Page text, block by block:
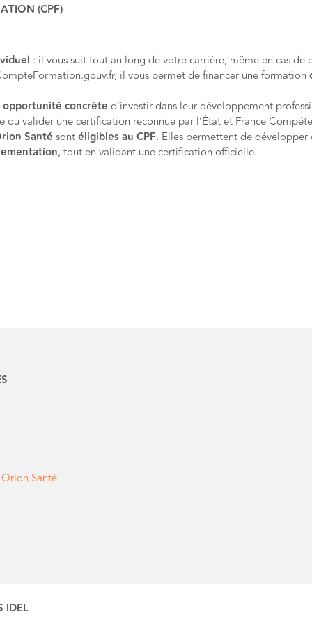
(CPF)
: il vous suit tout au long de votre carrière, même en cas de
il vous permet de financer une formation
opportunité concrète d’investir dans leur développement
ou valider une certification reconnue par l’État et France
Santé sontéligibles au CPF. Elles permettent de
, tout en validant une certification officielle.
Santé
IDEL